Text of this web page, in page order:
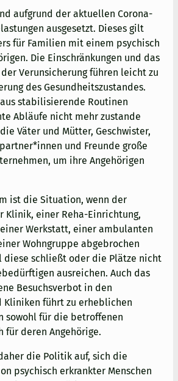
aufgrund der aktuellen Corona-
ausgesetzt. Dieses gilt
für Familien mit einem psychisch
Die Einschränkungen und das
Verunsicherung führen leicht zu
des Gesundheitszustandes.
stabilisierende Routinen
Abläufe nicht mehr zustande
Väter und Mütter, Geschwister,
und Freunde große
um ihre Angehörigen
ist die Situation, wenn der
Klinik, einer Reha-Einrichtung,
Werkstatt, einer ambulanten
Wohngruppe abgebrochen
diese schließt oder die Plätze nicht
ausreichen. Auch das
Besuchsverbot in den
Kliniken führt zu erheblichen
sowohl für die betroffenen
für deren Angehörige.
die Politik auf, sich die
psychisch erkrankter Menschen